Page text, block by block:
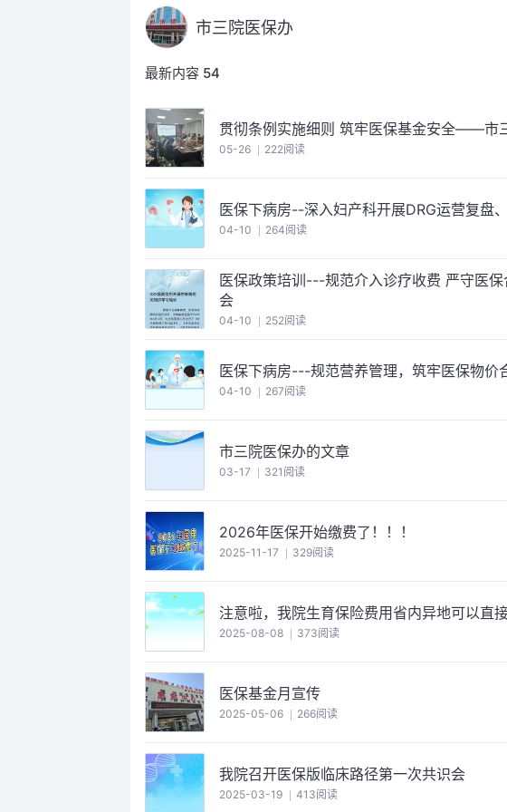
市三院医保办
最新内容 54
贯彻条例实施细则 筑牢医保基金安全——市
05-26 222阅读
医保下病房--深入妇产科开展DRG运营复盘
04-10 264阅读
医保政策培训---规范介入诊疗收费 严守
会
04-10 252阅读
医保下病房---规范营养管理，筑牢医保物
04-10 267阅读
市三院医保办的文章
03-17 321阅读
2026年医保开始缴费了！！！
2025-11-17 329阅读
注意啦，我院生育保险费用省内异地可以直接
2025-08-08 373阅读
医保基金月宣传
2025-05-06 266阅读
我院召开医保版临床路径第一次共识会
2025-03-19 413阅读